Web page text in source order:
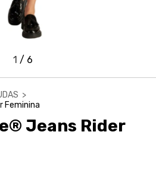
1 / 6
>
Feminina
Jeans Rider